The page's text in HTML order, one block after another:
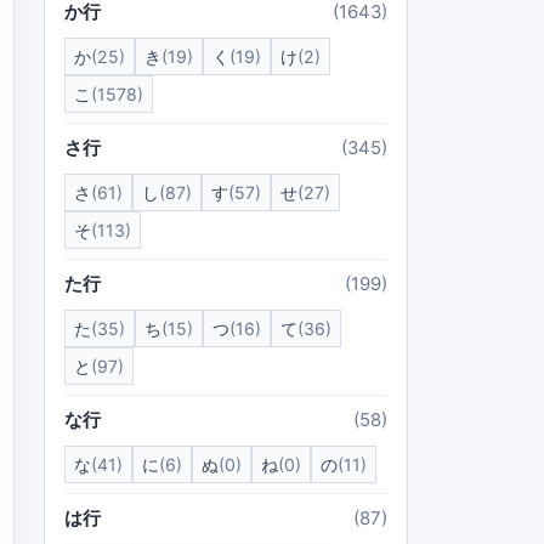
か行 (1643)
か(25) き (19) く (19) け(2)
こ (1578)
さ行 (345)
さ (61) し(87) す(57) せ(27)
そ(113)
た行 (199)
た(35) ち(15) つ(16) て(36)
と (97)
な行 (58)
な(41) に(6) ぬ(0) ね(0) の(11)
は行 (87)